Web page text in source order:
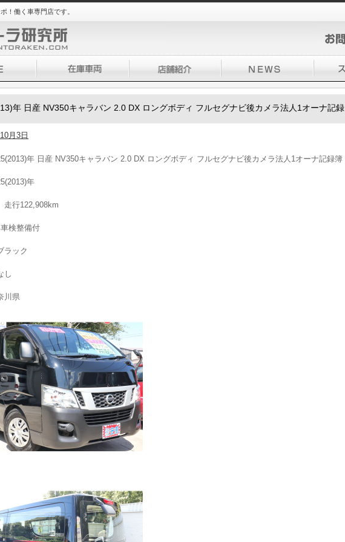
！働く車専門店です。
年 日産 NV350キャラバン 2.0 DX ロングボディ フルセグナビ後カメラ法人1オーナ記録
月3日
年 日産 NV350キャラバン 2.0 DX ロングボディ フルセグナビ後カメラ法人1オーナ記録簿
年
走行122,908km
検整備付
ラック
し
川県